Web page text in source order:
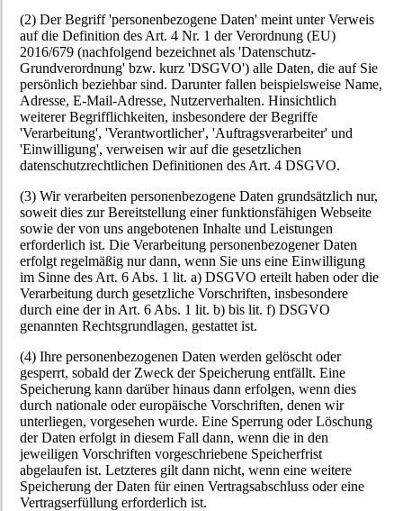
(2) Der Begriff 'personenbezogene Daten' meint unter Verweis
auf die Definition des Art. 4 Nr. 1 der Verordnung (EU)
2016/679 (nachfolgend bezeichnet als 'Datenschutz-
Grundverordnung' bzw. kurz 'DSGVO') alle Daten, die auf Sie
persönlich beziehbar sind. Darunter fallen beispielsweise Name,
Adresse, E-Mail-Adresse, Nutzerverhalten. Hinsichtlich
weiterer Begrifflichkeiten, insbesondere der Begriffe
'Verarbeitung', 'Verantwortlicher', 'Auftragsverarbeiter' und
'Einwilligung', verweisen wir auf die gesetzlichen
datenschutzrechtlichen Definitionen des Art. 4 DSGVO.
(3) Wir verarbeiten personenbezogene Daten grundsätzlich nur,
soweit dies zur Bereitstellung einer funktionsfähigen Webseite
sowie der von uns angebotenen Inhalte und Leistungen
erforderlich ist. Die Verarbeitung personenbezogener Daten
erfolgt regelmäßig nur dann, wenn Sie uns eine Einwilligung
im Sinne des Art. 6 Abs. 1 lit. a) DSGVO erteilt haben oder die
Verarbeitung durch gesetzliche Vorschriften, insbesondere
durch eine der in Art. 6 Abs. 1 lit. b) bis lit. f) DSGVO
genannten Rechtsgrundlagen, gestattet ist.
(4) Ihre personenbezogenen Daten werden gelöscht oder
gesperrt, sobald der Zweck der Speicherung entfällt. Eine
Speicherung kann darüber hinaus dann erfolgen, wenn dies
durch nationale oder europäische Vorschriften, denen wir
unterliegen, vorgesehen wurde. Eine Sperrung oder Löschung
der Daten erfolgt in diesem Fall dann, wenn die in den
jeweiligen Vorschriften vorgeschriebene Speicherfrist
abgelaufen ist. Letzteres gilt dann nicht, wenn eine weitere
Speicherung der Daten für einen Vertragsabschluss oder eine
Vertragserfüllung erforderlich ist.